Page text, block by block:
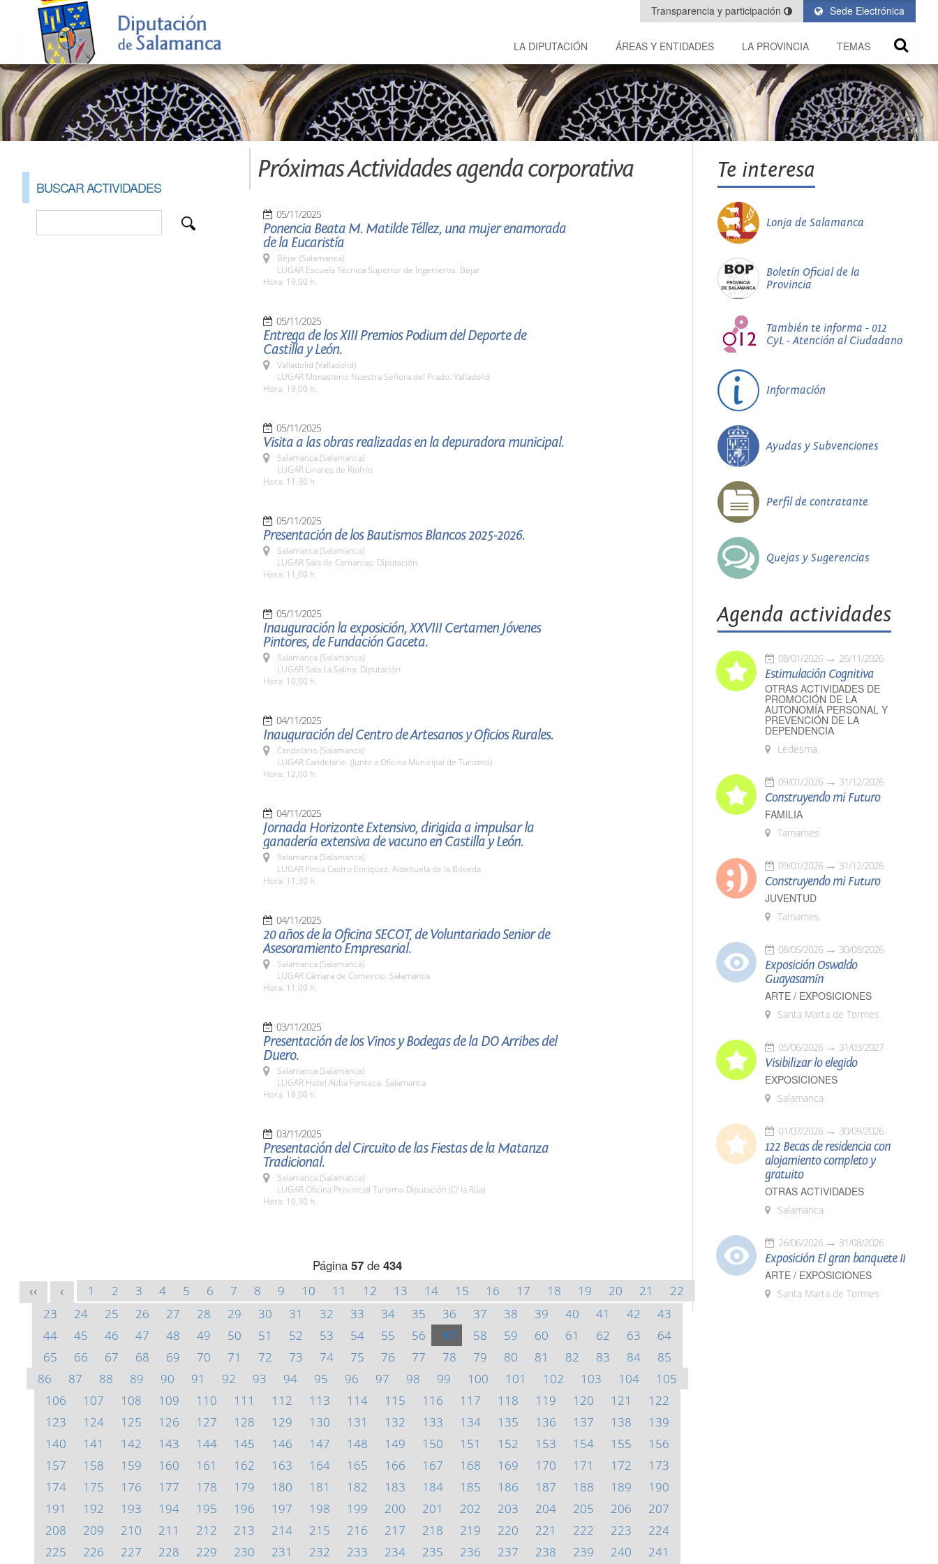
Sede Electrónica
Transparencia y participación
LA DIPUTACIÓN ÁREAS Y ENTIDADES LA PROVINCIA TEMAS
BUSCAR ACTIVIDADES
Próximas Actividades agenda corporativa
05/11/2025
Ponencia Beata M. Matilde Téllez, una mujer enamorada
de la Eucaristía
Béjar (Salamanca)
LUGAR Escuela Técnica Superior de Ingenieros. Béjar
Hora: 19,00 h.
05/11/2025
Entrega de los XIII Premios Podium del Deporte de
Castilla y León.
Valladolid (Valladolid)
LUGAR Monasterio Nuestra Señora del Prado. Valladolid
Hora: 19,00 h.
05/11/2025
Visita a las obras realizadas en la depuradora municipal.
Salamanca (Salamanca)
LUGAR Linares de Riofrío
Hora: 11:30 h
05/11/2025
Presentación de los Bautismos Blancos 2025-2026.
Salamanca (Salamanca)
LUGAR Sala de Comarcas. Diputación.
Hora: 11,00 h.
05/11/2025
Inauguración la exposición, XXVIII Certamen Jóvenes
Pintores, de Fundación Gaceta.
Salamanca (Salamanca)
LUGAR Sala La Salina. Diputación
Hora: 10,00 h.
04/11/2025
Inauguración del Centro de Artesanos y Oficios Rurales.
Candelario (Salamanca)
LUGAR Candelario. (Junto a Oficina Municipal de Turismo)
Hora: 12,00 h.
04/11/2025
Jornada Horizonte Extensivo, dirigida a impulsar la
ganadería extensiva de vacuno en Castilla y León.
Salamanca (Salamanca)
LUGAR Finca Castro Enríquez. Aldehuela de la Bóveda
Hora: 11,30 h.
04/11/2025
20 años de la Oficina SECOT, de Voluntariado Senior de
Asesoramiento Empresarial.
Salamanca (Salamanca)
LUGAR Cámara de Comercio. Salamanca
Hora: 11,00 h.
03/11/2025
Presentación de los Vinos y Bodegas de la DO Arribes del
Duero.
Salamanca (Salamanca)
LUGAR Hotel Abba Fonseca. Salamanca
Hora: 18,00 h.
03/11/2025
Presentación del Circuito de las Fiestas de la Matanza
Tradicional.
Salamanca (Salamanca)
LUGAR Oficina Provincial Turismo Diputación (C/ la Rúa)
Hora: 10,30 h.
Página 57 de 434
<< < 1 2 3 4 5 6 7 8 9 10 11 12 13 14 15 16 17 18 19 20 21
22
23
24 25 26 27 28 29 30 31 32 33 34 35 36 37 38 39 40 41 42
43
44
45 46 47 48 49 50 51 52 53 54 55 56 57 58 59 60 61 62 63
64
65
66 67 68 69 70 71 72 73 74 75 76 77 78 79 80 81 82 83 84
85
86
87 88 89 90 91 92 93 94 95 96 97 98 99 100 101 102 103 104
105
106
107 108 109 110 111 112 113 114 115 116 117 118 119 120 121
122
123
124 125 126 127 128 129 130 131 132 133 134 135 136 137 138
139
140
141 142 143 144 145 146 147 148 149 150 151 152 153 154 155
156
157
158 159 160 161 162 163 164 165 166 167 168 169 170 171 172
173
174
175 176 177 178 179 180 181 182 183 184 185 186 187 188 189
190
191
192 193 194 195 196 197 198 199 200 201 202 203 204 205 206
207
208
209 210 211 212 213 214 215 216 217 218 219 220 221 222 223
224
225
226 227 228 229 230 231 232 233 234 235 236 237 238 239 240 241
Te interesa
Lonja de Salamanca
Boletín Oficial de la
Provincia
También te informa - 012
CyL - Atención al Ciudadano
Información
Ayudas y Subvenciones
Perfil de contratante
Quejas y Sugerencias
Agenda actividades
08/01/2026 26/11/2026
Estimulación Cognitiva
OTRAS ACTIVIDADES DE
PROMOCIÓN DE LA
AUTONOMÍA PERSONAL Y
PREVENCIÓN DE LA
DEPENDENCIA
Ledesma
09/01/2026 31/12/2026
Construyendo mi Futuro
FAMILIA
Tamames
09/01/2026 31/12/2026
Construyendo mi Futuro
JUVENTUD
Tamames
08/05/2026 30/08/2026
Exposición Oswaldo
Guayasamín
ARTE / EXPOSICIONES
Santa Marta de Tormes
05/06/2026 31/03/2027
Visibilizar lo elegido
EXPOSICIONES
Salamanca
01/07/2026 30/09/2026
122 Becas de residencia con
alojamiento completo y
gratuito
OTRAS ACTIVIDADES
Salamanca
26/06/2026 31/08/2026
Exposición El gran banquete II
ARTE / EXPOSICIONES
Santa Marta de Tormes